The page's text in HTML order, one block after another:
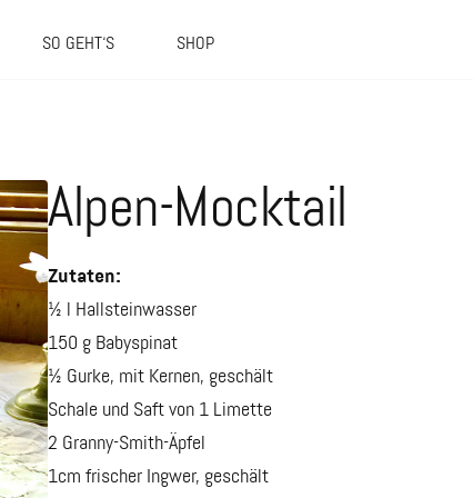
SO GEHT‘S SHOP
Alpen-Mocktail
Zutaten:
½ l Hallsteinwasser
150 g Babyspinat
½ Gurke, mit Kernen, geschält
Schale und Saft von 1 Limette
2 Granny-Smith-Äpfel
1cm frischer Ingwer, geschält